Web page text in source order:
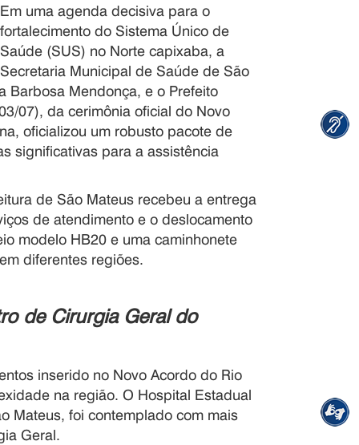
Em uma agenda decisiva para o
fortalecimento do Sistema Único de
Saúde (SUS) no Norte capixaba, a
Secretaria Municipal de Saúde de São
Barbosa Mendonça, e o Prefeito
07), da cerimônia oficial do Novo
oficializou um robusto pacote de
significativas para a assistência
de São Mateus recebeu a entrega
de atendimento e o deslocamento
modelo HB20 e uma caminhonete
diferentes regiões.
de Cirurgia Geral do
inserido no Novo Acordo do Rio
na região. O Hospital Estadual
Mateus, foi contemplado com mais
Geral.